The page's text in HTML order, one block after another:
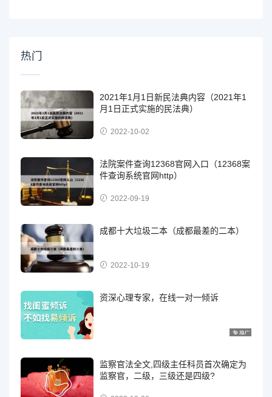
热门
2021年1月1日新民法典内容（2021年1
月1日正式实施的民法典）
2022-10-02
法院案件查询12368官网入口（12368案
件查询系统官网http）
2022-09-19
成都十大垃圾二本（成都最差的二本）
2022-10-19
资深心理专家，在线一对一倾诉
监察官法全文,四级主任科员首次确定为
监察官，二级，三级还是四级?